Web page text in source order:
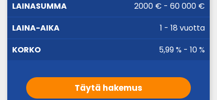
LAINASUMMA KORKO2000 € - 60 000 €
1 - 18 vuotta
5,99 % - 10 %
Täytä hakemus